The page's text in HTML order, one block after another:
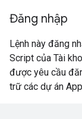
Đăng nhập
Lệnh này đăng
Script của Tài
được yêu cầu
trữ các dự án